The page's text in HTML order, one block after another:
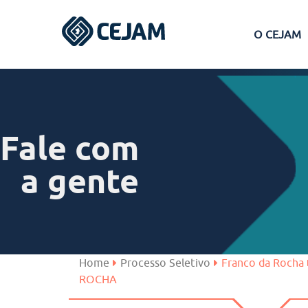
O CEJAM
Ferraz de Vasconcelos
São José dos Campos
Fale com
a gente
Home Processo Seletivo Franco da Rocha
ROCHA